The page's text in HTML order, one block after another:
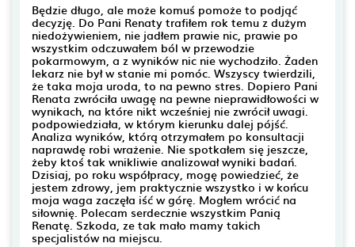
Będzie długo, ale może komuś pomoże to podjąć
decyzję. Do Pani Renaty trafiłem rok temu z dużym
niedożywieniem, nie jadłem prawie nic, prawie po
wszystkim odczuwałem ból w przewodzie
pokarmowym, a z wyników nic nie wychodziło. Żaden
lekarz nie był w stanie mi pomóc. Wszyscy twierdzili,
że taka moja uroda, to na pewno stres. Dopiero Pani
Renata zwróciła uwagę na pewne nieprawidłowości w
wynikach, na które nikt wcześniej nie zwrócił uwagi.
podpowiedziała, w którym kierunku dalej pójść.
Analiza wyników, którą otrzymałem po konsultacji
naprawdę robi wrażenie. Nie spotkałem się jeszcze,
żeby ktoś tak wnikliwie analizował wyniki badań.
Dzisiaj, po roku współpracy, mogę powiedzieć, że
jestem zdrowy, jem praktycznie wszystko i w końcu
moja waga zaczęła iść w górę. Mogłem wrócić na
siłownię. Polecam serdecznie wszystkim Panią
Renatę. Szkoda, ze tak mało mamy takich
specjalistów na miejscu.